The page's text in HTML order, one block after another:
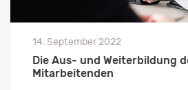
14. September 2022
Die Aus- und Weiterbildung